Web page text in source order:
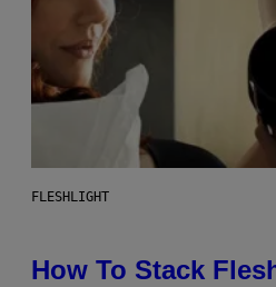
FLESHLIGHT
How To Stack